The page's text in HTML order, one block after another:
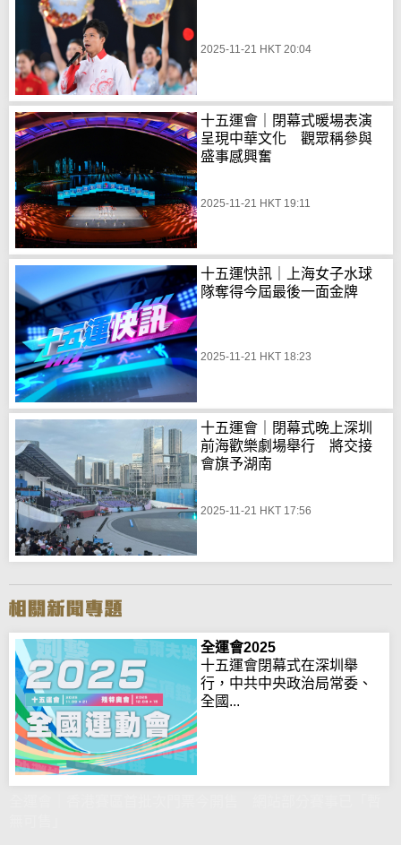
2025-11-21 HKT 20:04
十五運會｜閉幕式暖場表演
呈現中華文化 觀眾稱參與
盛事感興奮
2025-11-21 HKT 19:11
十五運快訊｜上海女子水球
隊奪得今屆最後一面金牌
2025-11-21 HKT 18:23
十五運會｜閉幕式晚上深圳
前海歡樂劇場舉行 將交接
會旗予湖南
2025-11-21 HKT 17:56
全運會2025
十五運會閉幕式在深圳舉
行，中共中央政治局常委、
全國...